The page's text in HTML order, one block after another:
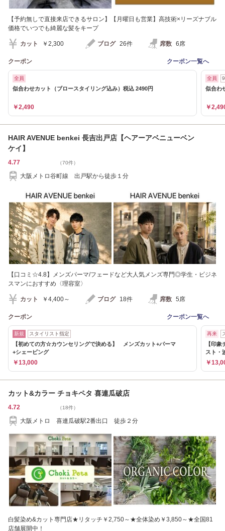
【予約無しで直接来店できるサロン】【月曜日も営業】高技術×リーズナブル
価格でいつでも綺麗な髪をキープ
カット ￥2,300 ブログ 26件 席数 6席
クーポン クーポン一覧へ
全員
似合わせカット（ブロースタイリング込み）税込 2490円
￥2,490
全員
似合わ
￥
HAIR AVENUE benkei 長吉出戸店【ヘアーアベニューベン
ケイ】
4.77 （70件）
大阪メトロ谷町線 出戸駅から徒歩１分
【口コミ☆4.8】メンズパーマ/フェードなど大人気メンズ専門◎学生・ビジネ
スマンにおすすめ〈理容室〉
カット ￥4,400～ ブログ 18件 席数 5席
クーポン クーポン一覧へ
新規 スタイリスト指定
【初めての方☆カウンセリングで決める】 メンズカット+パーマ
+シェービング
￥13,000
再来
【印
スト・
￥
カット&カラー チョキペタ 喜連瓜破店
4.72 （18件）
大阪メトロ 喜連瓜破駅2番出口 徒歩２分
白髪染め&カット専門店★リタッチ￥2,750～★全体染め￥3,850～★全国81
店舗展開中！